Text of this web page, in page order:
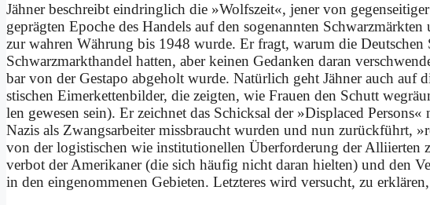
Jäh­ner be­schreibt ein­dring­lich die »Wolfs­zeit«, je­ner von
ge­präg­ten Epo­che des Han­dels auf den so­ge­nann­ten
zur wah­ren Wäh­rung bis 1948 wur­de. Er fragt, war­um die
Schwarz­markt­han­del hat­ten, aber kei­nen Ge­dan­ken dar­an
bar von der Ge­sta­po ab­ge­holt wur­de. Na­tür­lich geht Jäh­ner auch auf
sti­schen Ei­mer­ket­ten­bil­der, die zeig­ten, wie Frau­en den Schutt
len ge­we­sen sein). Er zeich­net das Schick­sal der »Dis­pla­ced
Na­zis als Zwangs­ar­bei­ter miss­braucht wur­den und nun zu­rück­führt,
von der lo­gi­sti­schen wie in­sti­tu­tio­nel­len Über­for­de­rung der Al­li­ier­ten
ver­bot der Ame­ri­ka­ner (die sich häu­fig nicht dar­an hiel­ten) und den
in den ein­ge­nom­me­nen Ge­bie­ten. Letz­te­res wird ver­sucht, zu